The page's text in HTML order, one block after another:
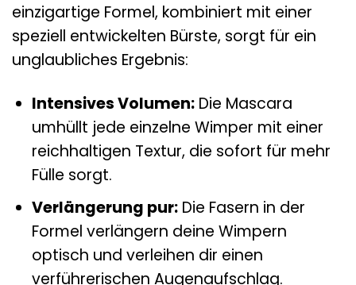
einzigartige Formel, kombiniert mit einer
speziell entwickelten Bürste, sorgt für ein
unglaubliches Ergebnis:
Intensives Volumen:Die Mascara
umhüllt jede einzelne Wimper mit einer
reichhaltigen Textur, die sofort für mehr
Fülle sorgt.
Verlängerung pur:Die Fasern in der
Formel verlängern deine Wimpern
optisch und verleihen dir einen
verführerischen Augenaufschlag.